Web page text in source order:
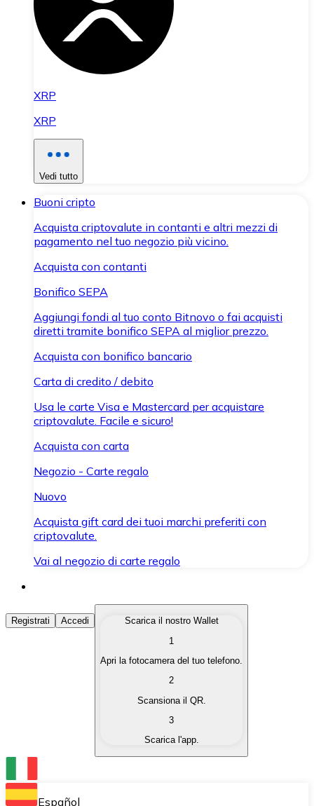
XRP
XRP
Vedi tutto
Buoni cripto
Acquista criptovalute in contanti e altri mezzi di
pagamento nel tuo negozio più vicino.
Acquista con contanti
Bonifico SEPA
Aggiungi fondi al tuo conto Bitnovo o fai acquisti
diretti tramite bonifico SEPA al miglior prezzo.
Acquista con bonifico bancario
Carta di credito / debito
Usa le carte Visa e Mastercard per acquistare
criptovalute. Facile e sicuro!
Acquista con carta
Negozio - Carte regalo
Nuovo
Acquista gift card dei tuoi marchi preferiti con
criptovalute.
Vai al negozio di carte regalo
Acquista Criptovalute
Acquista le criptovalute che ti interessano in modo
Converti le tue criptovalute in valuta fiat quando ne
Scambia una criptovaluta con un'altra
Conserva le tue cripto in un Wallet self-custodial.
Registrati Accedi
Scarica il nostro Wallet
1
Apri la fotocamera del tuo telefono.
2
Scansiona il QR.
3
Scarica l'app.
Español